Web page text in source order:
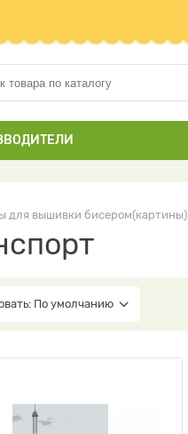
для вышивки бисером(картины)
По умолчанию